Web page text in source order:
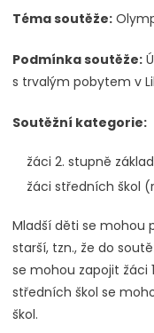
Téma soutěže:
Podmínka soutěže:
s trvalým pobytem v
Soutěžní kategorie:
žáci 2. stupně
žáci středních škol
Mladší děti se mohou
starší, tzn., že do
se mohou zapojit žáci
středních škol se
škol.